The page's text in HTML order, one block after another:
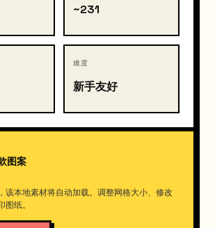
~231
难度
新手友好
图案
该本地素材将自动加载。调整网格大小、修改
纸。